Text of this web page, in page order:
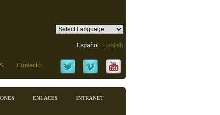
Español English
Contacto
ENLACES INTRANET